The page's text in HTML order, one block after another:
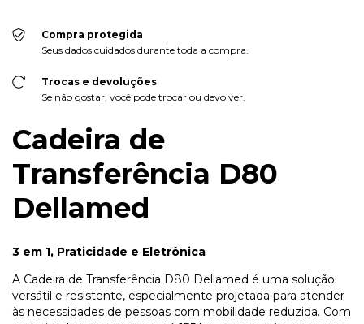
Compra protegida
Seus dados cuidados durante toda a compra.
Trocas e devoluções
Se não gostar, você pode trocar ou devolver.
Cadeira de
Transferência D80
Dellamed
3 em 1, Praticidade e Eletrônica
A Cadeira de Transferência D80 Dellamed é uma solução
versátil e resistente, especialmente projetada para atender
às necessidades de pessoas com mobilidade reduzida. Com